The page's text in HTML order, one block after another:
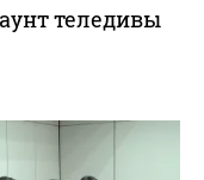
теледивы